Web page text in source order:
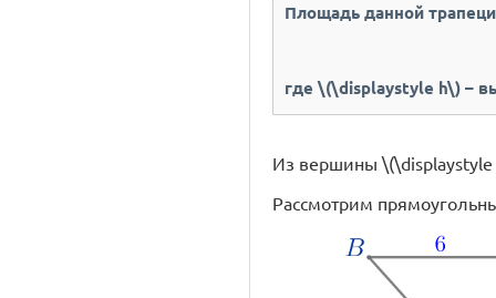
Площадь данной
где \(\displaystyle h\) –
Из вершины \(\displaystyle
Рассмотрим